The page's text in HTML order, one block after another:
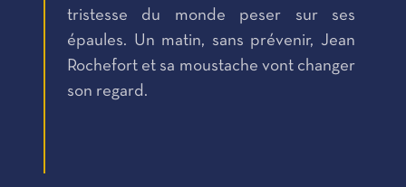
tristesse du monde peser sur ses
épaules. Un matin, sans prévenir, Jean
Rochefort et sa moustache vont changer
son regard.